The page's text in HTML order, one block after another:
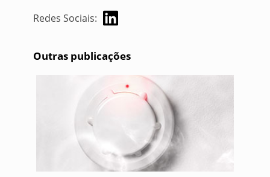
Redes Sociais:
Outras publicações